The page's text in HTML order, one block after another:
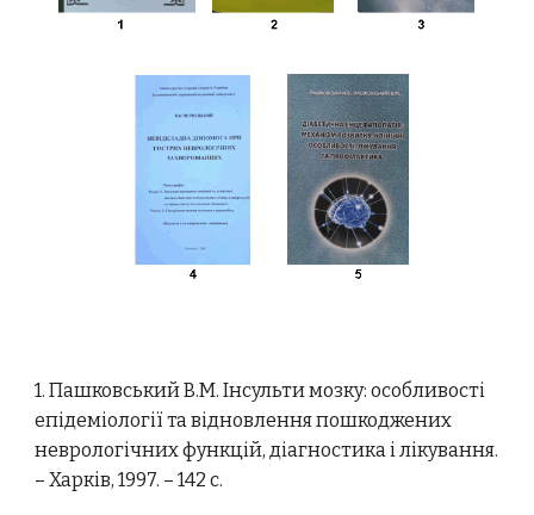
1. Пашковський В.М. Інсульти мозку: особливості
епідеміології та відновлення пошкоджених
неврологічних функцій, діагностика і лікування.
– Харків, 1997. – 142 с.